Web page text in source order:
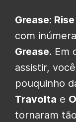
Grease:
com
Grease. Em
assistir,
pouquinho
Travolta e
tornaram